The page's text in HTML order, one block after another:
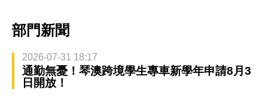
部門新聞
2026-07-31 18:17
通勤無憂！琴澳跨境學生專車新學年申請8月3
日開放！